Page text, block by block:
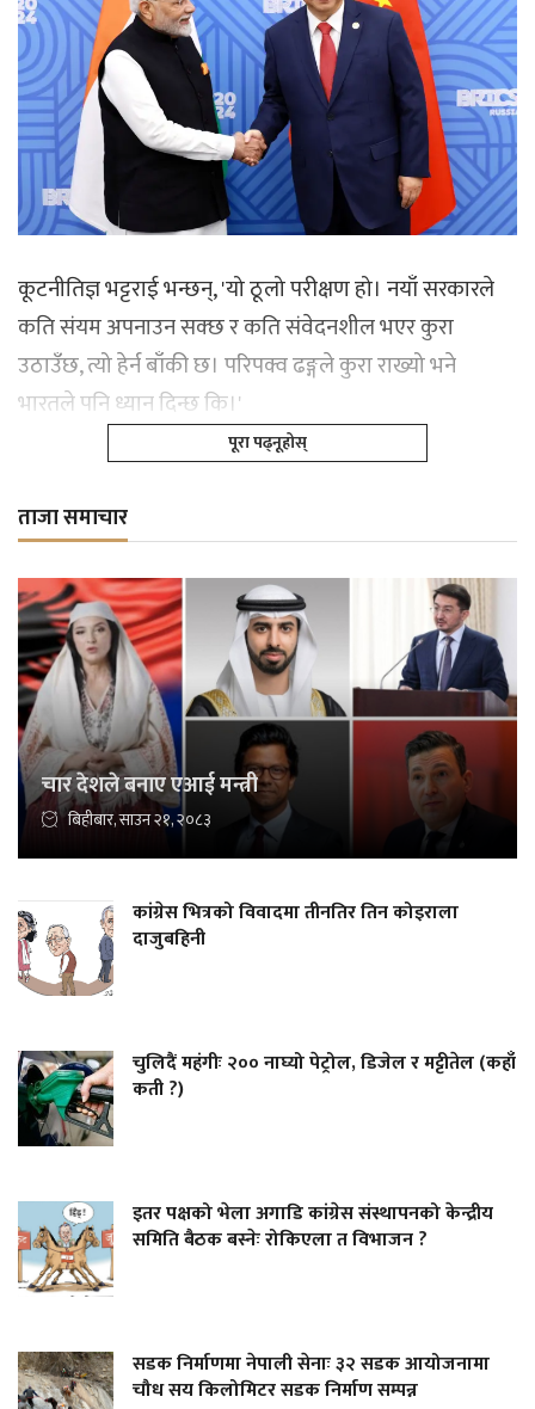
कूटनीतिज्ञ भट्टराई भन्छन्, 'यो ठूलो परीक्षण हो। नयाँ सरकारले
कति संयम अपनाउन सक्छ र कति संवेदनशील भएर कुरा
उठाउँछ, त्यो हेर्न बाँकी छ। परिपक्व ढङ्गले कुरा राख्यो भने
भारतले पनि ध्यान दिन्छ कि।'
पूरा पढ्नूहोस्
ताजा समाचार
चार देशले बनाए एआई मन्त्री
बिहीबार, साउन २१, २०८३
कांग्रेस भित्रको विवादमा तीनतिर तिन कोइराला
दाजुबहिनी
चुलिदैं महंगीः २०० नाघ्यो पेट्रोल, डिजेल र मट्टीतेल (कहाँ
कती ?)
इतर पक्षको भेला अगाडि कांग्रेस संस्थापनको केन्द्रीय
समिति बैठक बस्नेः रोकिएला त विभाजन ?
सडक निर्माणमा नेपाली सेनाः ३२ सडक आयोजनामा
चौध सय किलोमिटर सडक निर्माण सम्पन्न